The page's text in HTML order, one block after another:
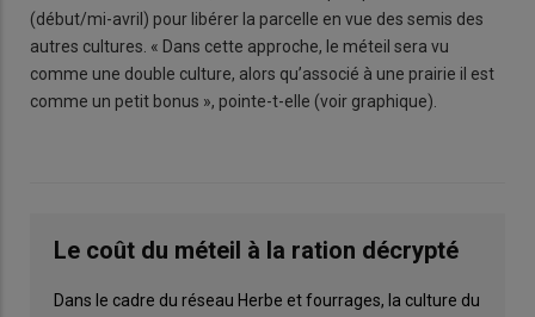
(début/mi-avril) pour libérer la parcelle en vue des semis des
autres cultures. « Dans cette approche, le méteil sera vu
comme une double culture, alors qu’associé à une prairie il est
comme un petit bonus », pointe-t-elle (voir graphique).
Le coût du méteil à la ration décrypté
Dans le cadre du réseau Herbe et fourrages, la culture du